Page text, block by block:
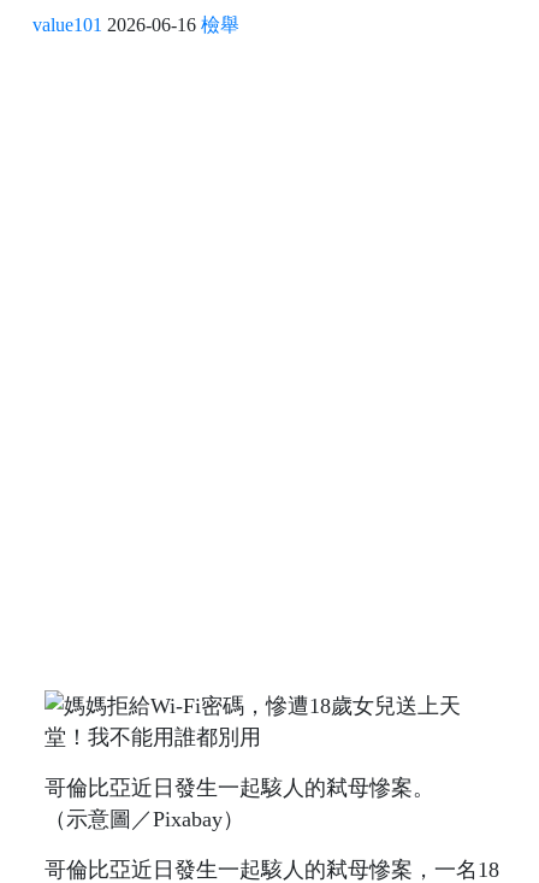
value101 2026-06-16 檢舉
哥倫比亞近日發生一起駭人的弒母慘案。
（示意圖／Pixabay）
哥倫比亞近日發生一起駭人的弒母慘案，一名18